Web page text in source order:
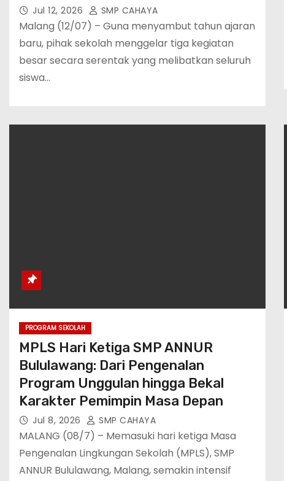
Jul 12, 2026 SMP CAHAYA
Malang (12/07) – Guna menyambut tahun ajaran
baru, pihak sekolah menggelar tiga kegiatan
besar secara serentak yang melibatkan seluruh
siswa…
PROGRAM SEKOLAH
MPLS Hari Ketiga SMP ANNUR
Bululawang: Dari Pengenalan
Program Unggulan hingga Bekal
Karakter Pemimpin Masa Depan
Jul 8, 2026 SMP CAHAYA
MALANG (08/7) – Memasuki hari ketiga Masa
Pengenalan Lingkungan Sekolah (MPLS), SMP
ANNUR Bululawang, Malang, semakin intensif